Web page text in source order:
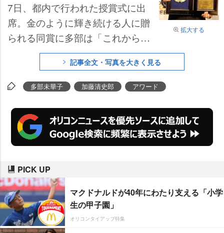
拡大する
7日、都内で行われた授賞式に出
席。金のように輝き続ける人に贈
られる同賞に多部は「これからも
ゴールドのような輝きを灯して頑
張りたい」とゴールド級の微笑
み。加藤は「僕、賞をもらったこ
です」と初めて賞状を手にした喜
びを語った。また会場では、式開
催にともない製作された純金約15
ェもお披露目された。
記事全文・写真を大きく見る
多部未華子 加藤清史郎 アワード
PICK UP
マクドナルドが40年にわたり支える「小学
生の甲子園」
オリコンタイアップ特集